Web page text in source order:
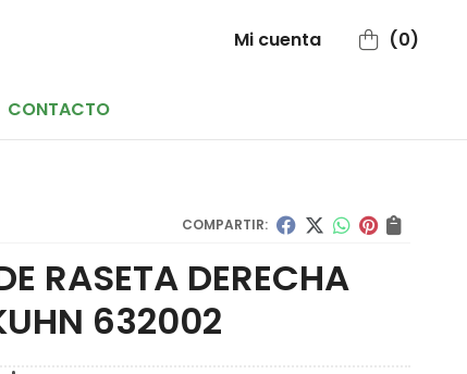
Mi cuenta 0
CONTACTO
COMPARTIR:
RASETA DERECHA
632002